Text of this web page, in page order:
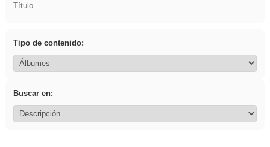
Título
Tipo de contenido:
Buscar en: